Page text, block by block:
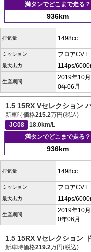
満タンでどこまで走る？
936km
排気量 1498cc
ミッション フロアCVT
最大出力 114ps/
生産期間
2019年10
0年06月
1.5 15RX Vセレクション
新車時価格215.2万円(税込)
JC08
18.0km/L
満タンでどこまで走る？
936km
排気量 1498cc
ミッション フロアCVT
最大出力 114ps/
生産期間
2019年10
0年06月
1.5 15RX Vセレクション
新車時価格219.2万円(税込)